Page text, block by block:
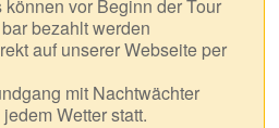
können vor Beginn der Tour
bezahlt werden
auf unserer Webseite per
mit Nachtwächter
Wetter statt.